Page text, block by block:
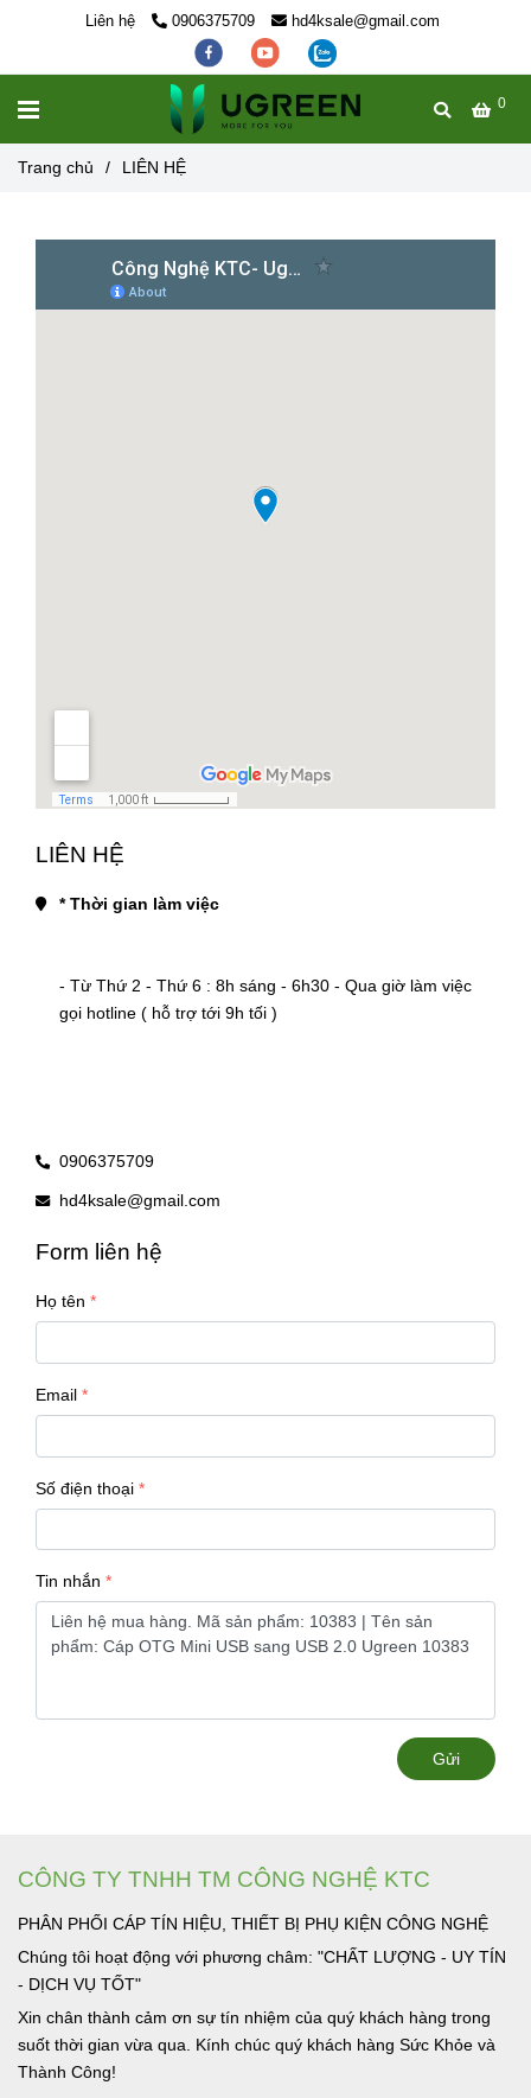
Liên hệ 0906375709 hd4ksale@gmail.com
0
Trang chủ / LIÊN HỆ
LIÊN HỆ
* Thời gian làm việc
- Từ Thứ 2 - Thứ 6 : 8h sáng - 6h30 - Qua giờ làm việc
gọi hotline ( hỗ trợ tới 9h tối )
0906375709
hd4ksale@gmail.com
Form liên hệ
Họ tên
Email
Số điện thoại
Tin nhắn
Gửi
CÔNG TY TNHH TM CÔNG NGHỆ KTC
PHÂN PHỐI CÁP TÍN HIỆU, THIẾT BỊ PHỤ KIỆN CÔNG NGHỆ
Chúng tôi hoạt động với phương châm: "CHẤT LƯỢNG - UY TÍN
- DỊCH VỤ TỐT"
Xin chân thành cảm ơn sự tín nhiệm của quý khách hàng trong
suốt thời gian vừa qua. Kính chúc quý khách hàng Sức Khỏe và
Thành Công!